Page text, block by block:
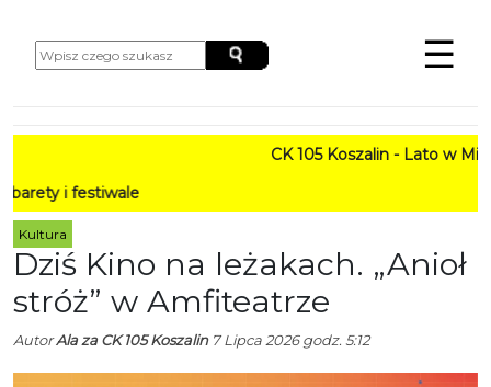
☰
CK 105 Koszalin - Lato w Mieście
Kultura
Dziś Kino na leżakach. „Anioł
stróż” w Amfiteatrze
AutorAla za CK 105 Koszalin7 Lipca 2026 godz. 5:12